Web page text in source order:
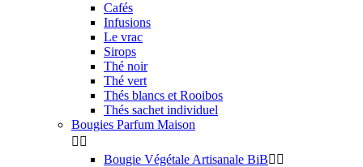
Cafés
Infusions
Le vrac
Sirops
Thé noir
Thé vert
Thés blancs et Rooibos
Thés sachet individuel
Bougies Parfum Maison
 
Bougie Végétale Artisanale BiB 